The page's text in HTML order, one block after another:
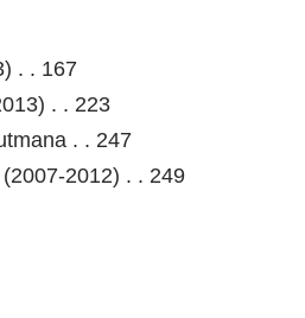
. . 167
. . 223
. . 247
2012) . . 249